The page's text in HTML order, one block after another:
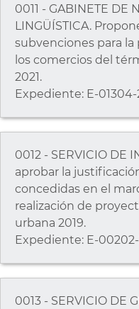
0011 - GABINETE DE
LINGÜÍSTICA.
subvenciones para
los comercios del
2021.
Expediente: E-
0012 - SERVICIO DE
aprobar la
concedidas en el
realización de
urbana 2019.
Expediente: E-
0013 - SERVICIO DE